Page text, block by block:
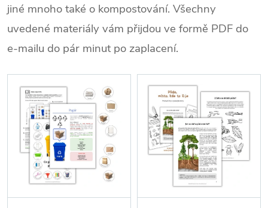
jiné mnoho také o kompostování. Všechny
uvedené materiály vám přijdou ve formě PDF do
e-mailu do pár minut po zaplacení.